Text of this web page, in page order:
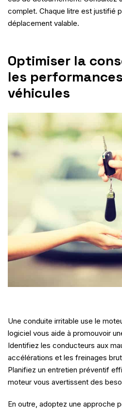
complet. Chaque litre est justifié
déplacement valable.
Optimiser la
les
véhicules
Une conduite irritable use le
logiciel vous aide à promouvoir
Identifiez les conducteurs aux
accélérations et les freinages
Planifiez un entretien préventif
moteur vous avertissent des
En outre, adoptez une approche